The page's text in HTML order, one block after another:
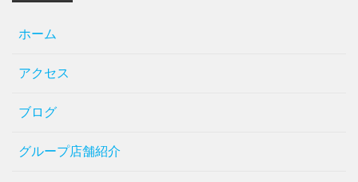
ホーム
アクセス
ブログ
グループ店舗紹介